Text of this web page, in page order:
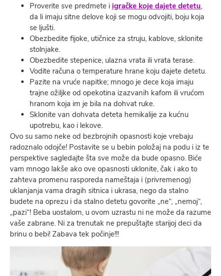
Proverite sve predmete i igračke koje dajete detetu,
da li imaju sitne delove koji se mogu odvojiti, boju koja
se ljušti.
Obezbedite fijoke, utičnice za struju, kablove, sklonite
stolnjake.
Obezbedite stepenice, ulazna vrata ili vrata terase.
Vodite računa o temperature hrane koju dajete detetu.
Pazite na vruće napitke; mnogo je dece koja imaju
trajne ožiljke od opekotina izazvanih kafom ili vrućom
hranom koja im je bila na dohvat ruke.
Sklonite van dohvata deteta hemikalije za kućnu
upotrebu, kao i lekove.
Ovo su samo neke od bezbrojnih opasnosti koje vrebaju
radoznalo odojče! Postavite se u bebin položaj na podu i iz te
perspektive sagledajte šta sve može da bude opasno. Biće
vam mnogo lakše ako ove opasnosti uklonite, čak i ako to
zahteva promenu rasporeda nameštaja i (privremenog)
uklanjanja vama dragih sitnica i ukrasa, nego da stalno
budete na oprezu i da stalno detetu govorite „ne“, „nemoj“,
„pazi“! Beba uostalom, u ovom uzrastu ni ne može da razume
vaše zabrane. Ni za trenutak ne prepuštajte starijoj deci da
brinu o bebi! Zabava tek počinje!!!